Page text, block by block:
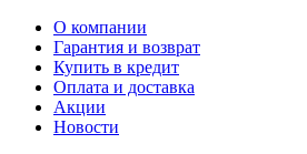
О компании
Гарантия и возврат
Купить в кредит
Оплата и доставка
Акции
Новости